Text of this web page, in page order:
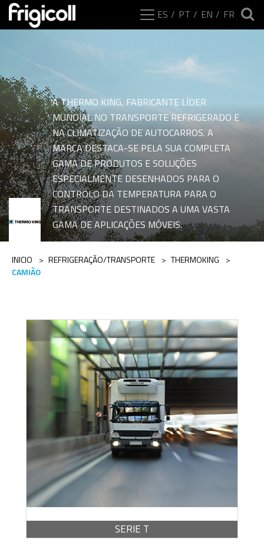
ES PT EN FR
Intervalos da
A THERMO KING, FABRICANTE LÍDER
MUNDIAL NO TRANSPORTE REFRIGERADO E
NA CLIMATIZAÇÃO DE AUTOCARROS. A
MARCA DESTACA-SE PELA SUA COMPLETA
GAMA DE PRODUTOS E SOLUÇÕES
ESPECIALMENTE DESENHADOS PARA O
CONTROLO DA TEMPERATURA PARA O
TRANSPORTE DESTINADOS A UMA VASTA
GAMA DE APLICAÇÕES MÓVEIS.
INICIO > REFRIGERAÇÃO/TRANSPORTE > THERMOKING
>
CAMIÃO
SERIE T
BROCHURA - PDF / 1,77 MB